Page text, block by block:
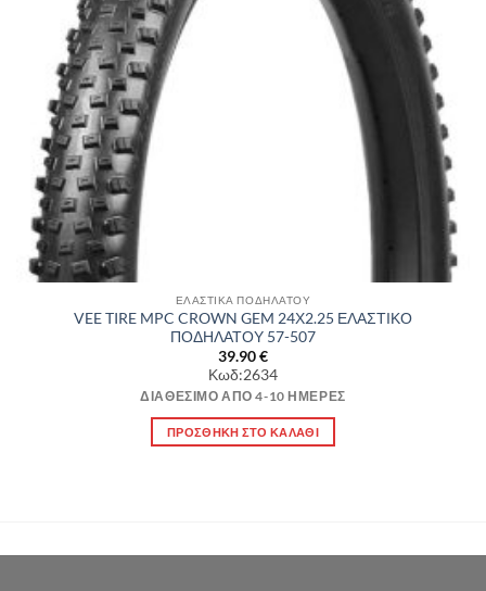
ΕΛΑΣΤΙΚΑ ΠΟΔΗΛΑΤΟΥ
VEE TIRE MPC CROWN GEM 24Χ2.25 ΕΛΑΣΤΙΚΟ
ΠΟΔΗΛΑΤΟΥ 57-507
39.90€
Κωδ:2634
ΔΙΑΘΈΣΙΜΟ ΑΠΌ 4-10 ΗΜΈΡΕΣ
ΠΡΟΣΘΉΚΗ ΣΤΟ ΚΑΛΆΘΙ